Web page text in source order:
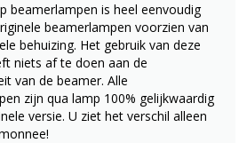
beamerlampen is heel eenvoudig
beamerlampen voorzien van
behuizing. Het gebruik van deze
niets af te doen aan de
van de beamer. Alle
zijn qua lamp 100% gelijkwaardig
versie. U ziet het verschil alleen